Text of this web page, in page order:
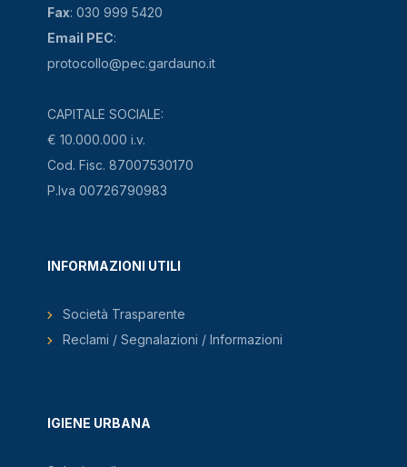
Fax: 030 999 5420
Email PEC:
protocollo@pec.gardauno.it
CAPITALE SOCIALE:
€ 10.000.000 i.v.
Cod. Fisc. 87007530170
P.Iva 00726790983
IGIENE URBANA
INFORMAZIONI UTILI
Società Trasparente
Reclami / Segnalazioni / Informazioni